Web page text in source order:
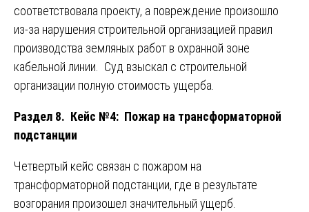
соответствовала проекту, а повреждение произошло
из-за нарушения строительной организацией правил
производства земляных работ в охранной зоне
кабельной линии. Суд взыскал с строительной
организации полную стоимость ущерба.
Раздел 8. Кейс №4: Пожар на трансформаторной
подстанции
Четвертый кейс связан с пожаром на
трансформаторной подстанции, где в результате
возгорания произошел значительный ущерб.